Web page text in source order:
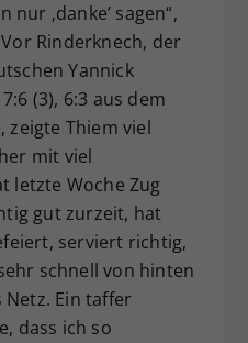
nur ‚danke’ sagen“,
Rinderknech, der
Yannick
(3), 6:3 aus dem
zeigte Thiem viel
mit viel
letzte Woche Zug
gut zurzeit, hat
serviert richtig,
schnell von hinten
Ein taffer
dass ich so